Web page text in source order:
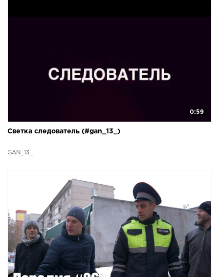
0:59
Светка следователь (#gan_13_)
GAN_13_